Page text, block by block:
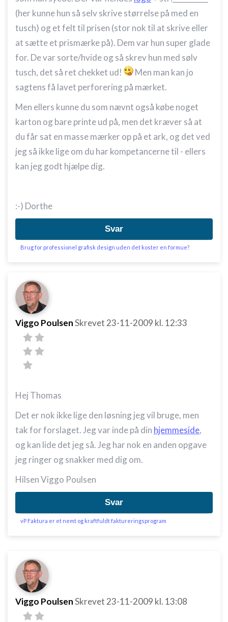
(her kunne hun så selv skrive størrelse på med en
tusch) og et felt til prisen (stor nok til at skrive eller
at sætte et prismærke på). Dem var hun super glade
for. De var sorte/hvide og så skrev hun med sølv
tusch, det så ret chekket ud!
Men man kan jo
sagtens få lavet perforering på mærket.
Men ellers kunne du som nævnt også købe noget
karton og bare printe ud på, men det kræver så at
du får sat en masse mærker op på et ark, og det ved
jeg så ikke lige om du har kompetancerne til - ellers
kan jeg godt hjælpe dig.
:-) Dorthe
Svar
Brug for professionel grafisk design uden det koster en formue?
Viggo PoulsenSkrevet 23-11-2009 kl. 12:33
Hej Thomas
Det er nok ikke lige den løsning jeg vil bruge, men
tak for forslaget. Jeg var inde på din hjemmeside,
og kan lide det jeg så. Jeg har nok en anden opgave
jeg ringer og snakker med dig om.
Hilsen Viggo Poulsen
Svar
vP Faktura er et nemt og kraftfuldt faktureringsprogram
Viggo PoulsenSkrevet 23-11-2009 kl. 13:08